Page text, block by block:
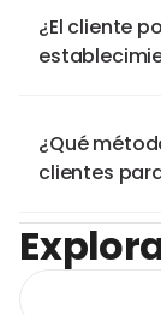
¿El cliente
¿Qué
clientes